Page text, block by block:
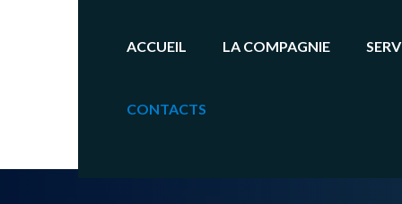
ACCUEIL LA COMPAGNIE
CONTACTS